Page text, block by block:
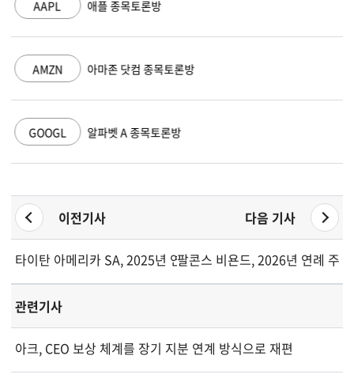
AAPL 애플 종목토론방
AMZN 아마존 닷컴 종목토론방
GOOGL 알파벳 A 종목토론방
이전기사 다음 기사
타이탄 아메리카 SA, 2025년 연례보고서 및 지배구조 세부사항
팔콘스 비욘드, 2026년 연례 주
관련기사
아크, CEO 보상 체계를 장기 지분 연계 방식으로 재편